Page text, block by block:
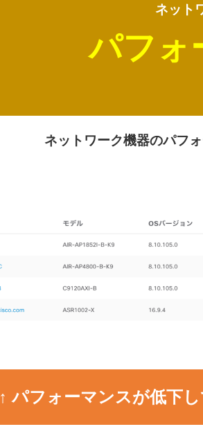
ネット
パフォ
ネットワーク機器のパフ
↑ パフォーマンスが低下